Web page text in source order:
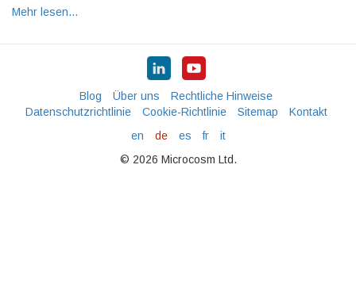
Mehr lesen…
Blog Über uns
Rechtliche Hinweise
Datenschutzrichtlinie
Cookie-Richtlinie Sitemap
Kontakt
en
de es fr
it
© 2026 Microcosm Ltd.